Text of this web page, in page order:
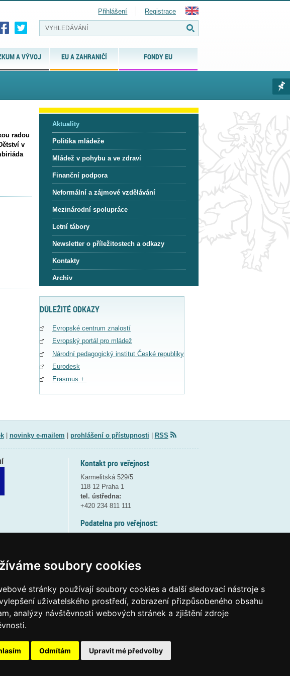
soubory cookies
stránky používají soubory cookies a další sledovací nástroje s
uživatelského prostředí, zobrazení přizpůsobeného obsahu
analýzy návštěvnosti webových stránek a zjištění zdroje
Odmítám Upravit mé předvolby
A VÝVOJ EU A ZAHRANIČÍ FONDY EU
Přihlášení Registrace
radou
v
Aktuality
Politika mládeže
Mládež v pohybu a ve zdraví
Finanční podpora
Neformální a zájmové vzdělávání
Mezinárodní spolupráce
Letní tábory
Newsletter o příležitostech a odkazy
Kontakty
Archiv
DŮLEŽITÉ ODKAZY
Evropské centrum znalostí
Evropský portál pro mládež
Národní pedagogický institut České republiky
Eurodesk
Erasmus +
| novinky e-mailem prohlášení o přístupnosti RSS
Kontakt pro veřejnost
Karmelitská 529/5
118 12 Praha 1
tel. ústředna:
+420 234 811 111
Podatelna pro veřejnost:
(více informací
Elektronická podatelna:
posta@msmtgov cz